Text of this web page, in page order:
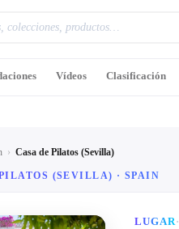
› Casa de Pilatos (Sevilla)
(SEVILLA) · SPAIN
LUGAR·
Vídeos Clasificación